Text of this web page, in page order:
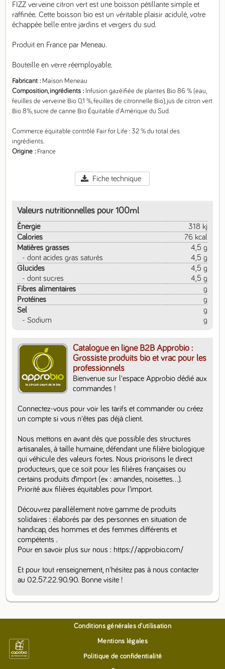
FIZZ verveine citron vert est une boisson pétillante simple et
raffinée. Cette boisson bio est un véritable plaisir acidulé, votre
échappée belle entre jardins et vergers du sud.
Produit en France par Meneau.
Bouteille en verre réemployable.
Fabricant
Maison Meneau
Composition, ingrédients
Infusion gazéifiée de plantes Bio 86 % (eau,
feuilles de verveine Bio 0,1 %, feuilles de citronnelle Bio), jus de citron vert
Bio 8%, sucre de canne Bio Équitable d'Amérique du Sud.
Commerce équitable contrôlé Fair for Life : 32 % du total des
ingrédients.
Origine
France
Fiche technique
Valeurs nutritionnelles pour 100ml
Énergie
318 kj
Calories
76 kcal
Matières grasses
4,5 g
- dont acides gras saturés
4,5 g
Glucides
4,5 g
- dont sucres
4,5 g
Fibres alimentaires
g
Protéines
g
Sel
g
- Sodium
g
Catalogue en ligne B2B Approbio :
Grossiste produits bio et vrac pour les
professionnels
Bienvenue sur l'espace Approbio dédié aux
commandes !
Connectez-vous pour voir les tarifs et commander ou créez
un compte si vous n'êtes pas déjà client.
Nous mettons en avant dès que possible des structures
artisanales, à taille humaine, défendant une filière biologique
qui véhicule des valeurs fortes. Nous priorisons le direct
producteurs, que ce soit pour les filières françaises ou
certains produits d’import (ex : amandes, noisettes…).
Priorité aux filières équitables pour l’import.
Découvrez parallèlement notre gamme de produits
solidaires : élaborés par des personnes en situation de
handicap, des hommes et des femmes différents et
compétents .
Pour en savoir plus sur nous : https://approbio.com/
Et pour tout renseignement, n'hésitez pas à nous contacter
Conditions générales d'utilisation
Mentions légales
Politique de confidentialité